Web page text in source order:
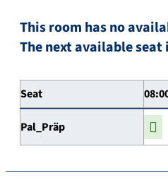
This room has no
The next available seat
Seat
Pal_Präp